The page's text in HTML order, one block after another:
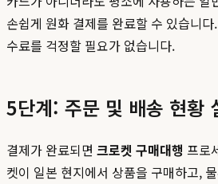
손쉽게 원화 결제를 완료할 수 있습니
수료를 걱정할 필요가 없습니다.
5단계: 주문 및 배송 현황
결제가 완료되면 크로켓 구매대행 프로
켓이 일본 현지에서 상품을 구매하고,